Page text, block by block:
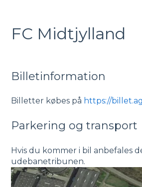
FC Midtjylland
Billetinformation
Billetter købes på https://
Parkering og transport
Hvis du kommer i bil anbefales
udebanetribunen.